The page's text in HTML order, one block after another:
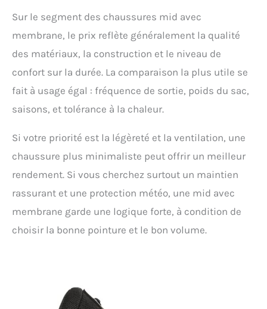
Sur le segment des chaussures mid avec
membrane, le prix reflète généralement la qualité
des matériaux, la construction et le niveau de
confort sur la durée. La comparaison la plus utile se
fait à usage égal : fréquence de sortie, poids du sac,
saisons, et tolérance à la chaleur.
Si votre priorité est la légèreté et la ventilation, une
chaussure plus minimaliste peut offrir un meilleur
rendement. Si vous cherchez surtout un maintien
rassurant et une protection météo, une mid avec
membrane garde une logique forte, à condition de
choisir la bonne pointure et le bon volume.